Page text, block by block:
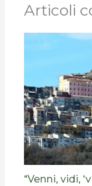
Articoli
“Venni, vidi,